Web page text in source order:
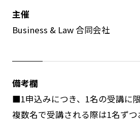
主催
Business & Law 合同会社
備考欄
■1申込みにつき、1名の受講に限
複数名で受講される際は1名ずつ